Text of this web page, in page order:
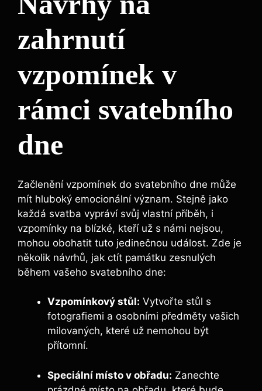
zahrnutí
vzpomínek v
rámci svatebního
dne
Začlenění vzpomínek do svatebního dne může
mít hluboký emocionální význam. Stejně jako
každá svatba vypráví svůj vlastní příběh, i
vzpomínky na blízké, kteří už s námi nejsou,
mohou obohatit tuto jedinečnou událost. Zde je
několik návrhů, jak ctít památku zesnulých
během vašeho svatebního dne:
Vzpomínkový stůl: Vytvořte stůl s
fotografiemi a osobními předměty vašich
milovaných, které už nemohou být
přítomní.
Speciální místo v obřadu: Zanechte